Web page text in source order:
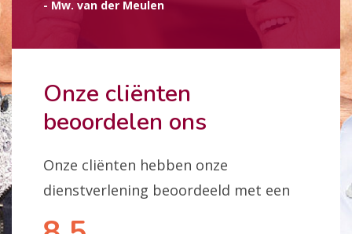
Onze cliënten
beoordelen ons
Onze cliënten hebben onze
dienstverlening beoordeeld met een
- Mw. van der Meulen